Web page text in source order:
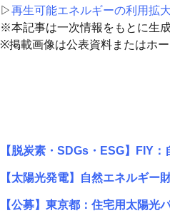
▷再生可能エネルギーの利用拡
※本記事は一次情報をもとに生
※掲載画像は公表資料またはホ
【脱炭素・SDGs・ESG】FIY
【太陽光発電】自然エネルギー
【公募】東京都：住宅用太陽光